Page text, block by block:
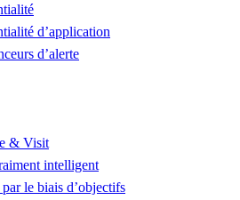
d’application
d’alerte
& Visit
intelligent
le biais d’objectifs